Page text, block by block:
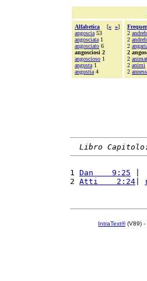
Alfabetica [« »]
angoscia 53
angosciata 1
angosciato 6
angosciosi 2
angoscioso 1
angusta 1
angustia 4
2
2
2
2
2
2 animi
2
Libro
1 Dan    9:25
2 Atti    2:24
IntraText®(V89) -